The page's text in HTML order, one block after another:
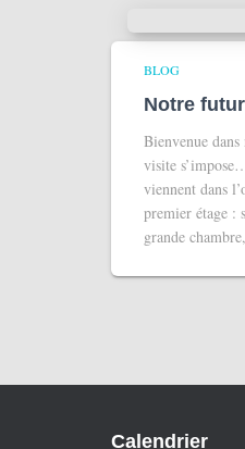
BLOG
Notre
Bienvenue
visite
viennent dans
premier étage :
grande
Calendrier